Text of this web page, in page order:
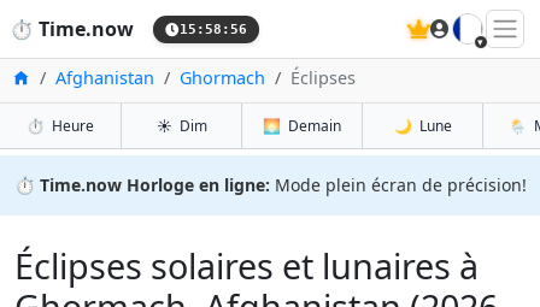
⏱️ Time.now 15:58:57 🇫🇷
Accueil
Afghanistan Ghormach Éclipses
⏱️ Heure ☀️ Dim 🌅 Demain 🌙 Lune 🌦️
⏱️ Time.now Horloge en ligne: Mode plein écran de précision!
Éclipses solaires et lunaires à